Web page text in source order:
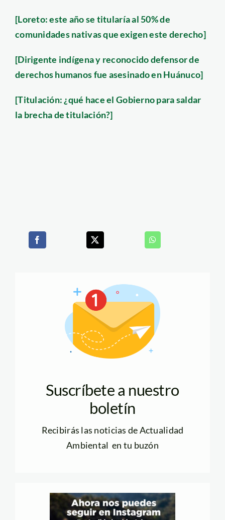
[Loreto: este año se titularía al 50% de
comunidades nativas que exigen este derecho]
[Dirigente indígena y reconocido defensor de
derechos humanos fue asesinado en Huánuco]
[Titulación: ¿qué hace el Gobierno para saldar
la brecha de titulación?]
Suscríbete a nuestro
boletín
Recibirás las noticias de Actualidad
Ambiental en tu buzón